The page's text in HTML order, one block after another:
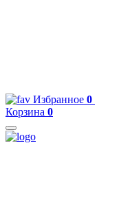
Избранное 0
Корзина 0